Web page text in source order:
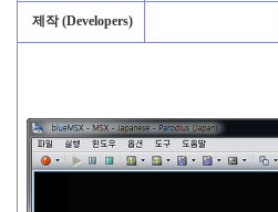
제작 (Developers)